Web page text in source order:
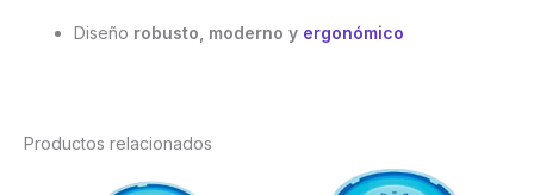
Diseño robusto, moderno y ergonómico
Productos relacionados